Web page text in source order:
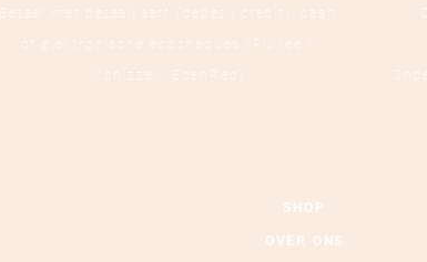
Betaal met betaalkaart (debet | credit),
cash
of elektronische ecocheques (Pluxee /
Monizze / EdenRed)
SHOP
OVER ONS